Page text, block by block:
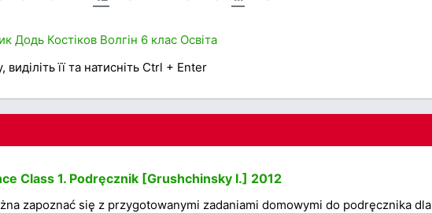
Додь Костіков Волгін 6 клас Освіта
її та натисніть Ctrl + Enter
Class 1. Podręcznik [Grushchinsky I.] 2012
zapoznać się z przygotowanymi zadaniami domowymi do podręcznika dla